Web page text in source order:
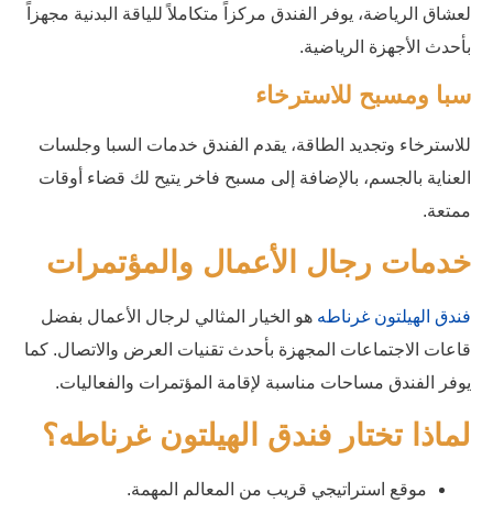
لعشاق الرياضة، يوفر الفندق مركزاً متكاملاً للياقة البدنية مجهزاً
بأحدث الأجهزة الرياضية.
سبا ومسبح للاسترخاء
للاسترخاء وتجديد الطاقة، يقدم الفندق خدمات السبا وجلسات
العناية بالجسم، بالإضافة إلى مسبح فاخر يتيح لك قضاء أوقات
ممتعة.
خدمات رجال الأعمال والمؤتمرات
فندق الهيلتون غرناطه هو الخيار المثالي لرجال الأعمال بفضل
قاعات الاجتماعات المجهزة بأحدث تقنيات العرض والاتصال. كما
يوفر الفندق مساحات مناسبة لإقامة المؤتمرات والفعاليات.
لماذا تختار فندق الهيلتون غرناطه؟
موقع استراتيجي قريب من المعالم المهمة.